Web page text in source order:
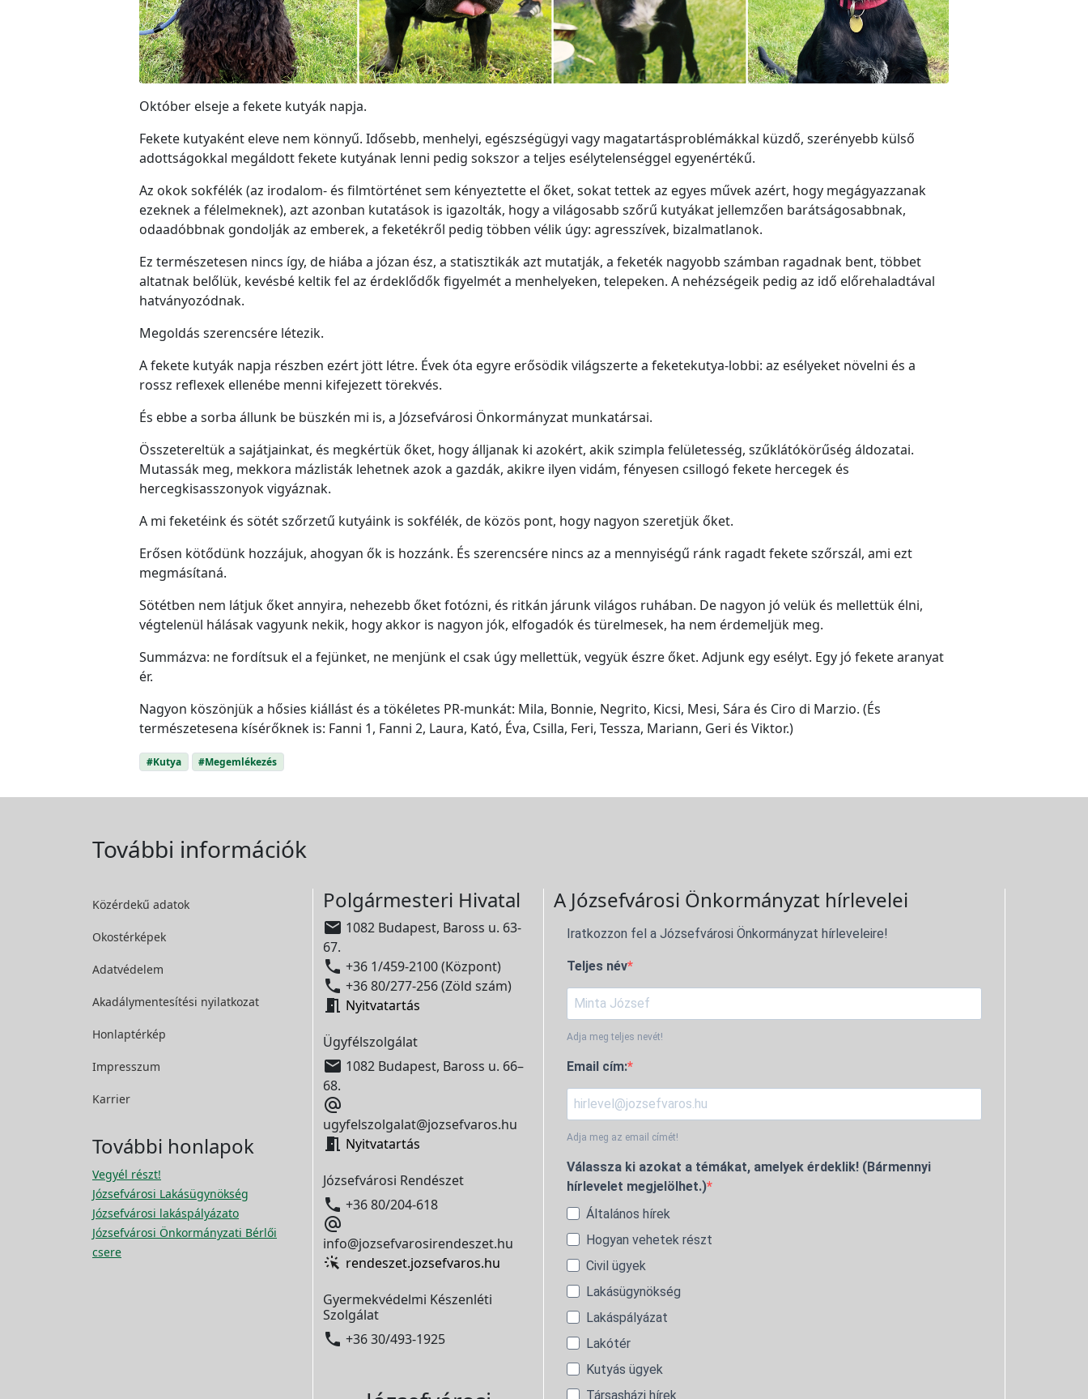
Október elseje a fekete kutyák napja.
Fekete kutyaként eleve nem könnyű. Idősebb, menhelyi, egészségügyi vagy magatartásproblémákkal küzdő, szerényebb külső
adottságokkal megáldott fekete kutyának lenni pedig sokszor a teljes esélytelenséggel egyenértékű.
Az okok sokfélék (az irodalom- és filmtörténet sem kényeztette el őket, sokat tettek az egyes művek azért, hogy megágyazzanak
ezeknek a félelmeknek), azt azonban kutatások is igazolták, hogy a világosabb szőrű kutyákat jellemzően barátságosabbnak,
odaadóbbnak gondolják az emberek, a feketékről pedig többen vélik úgy: agresszívek, bizalmatlanok.
Ez természetesen nincs így, de hiába a józan ész, a statisztikák azt mutatják, a feketék nagyobb számban ragadnak bent, többet
altatnak belőlük, kevésbé keltik fel az érdeklődők figyelmét a menhelyeken, telepeken. A nehézségeik pedig az idő előrehaladtával
hatványozódnak.
Megoldás szerencsére létezik.
A fekete kutyák napja részben ezért jött létre. Évek óta egyre erősödik világszerte a feketekutya-lobbi: az esélyeket növelni és a
rossz reflexek ellenébe menni kifejezett törekvés.
És ebbe a sorba állunk be büszkén mi is, a Józsefvárosi Önkormányzat munkatársai.
Összetereltük a sajátjainkat, és megkértük őket, hogy álljanak ki azokért, akik szimpla felületesség, szűklátókörűség áldozatai.
Mutassák meg, mekkora mázlisták lehetnek azok a gazdák, akikre ilyen vidám, fényesen csillogó fekete hercegek és
hercegkisasszonyok vigyáznak.
A mi feketéink és sötét szőrzetű kutyáink is sokfélék, de közös pont, hogy nagyon szeretjük őket.
Erősen kötődünk hozzájuk, ahogyan ők is hozzánk. És szerencsére nincs az a mennyiségű ránk ragadt fekete szőrszál, ami ezt
megmásítaná.
Sötétben nem látjuk őket annyira, nehezebb őket fotózni, és ritkán járunk világos ruhában. De nagyon jó velük és mellettük élni,
végtelenül hálásak vagyunk nekik, hogy akkor is nagyon jók, elfogadók és türelmesek, ha nem érdemeljük meg.
Summázva: ne fordítsuk el a fejünket, ne menjünk el csak úgy mellettük, vegyük észre őket. Adjunk egy esélyt. Egy jó fekete aranyat
ér.
Nagyon köszönjük a hősies kiállást és a tökéletes PR-munkát: Mila, Bonnie, Negrito, Kicsi, Mesi, Sára és Ciro di Marzio. (És
természetesena kísérőknek is: Fanni 1, Fanni 2, Laura, Kató, Éva, Csilla, Feri, Tessza, Mariann, Geri és Viktor.)
#Kutya #Megemlékezés
További információk
Közérdekű adatok
Okostérképek
Adatvédelem
Akadálymentesítési nyilatkozat
Honlaptérkép
Impresszum
Karrier
További honlapok
Vegyél részt!
Józsefvárosi Lakásügynökség
Józsefvárosi lakáspályázato
Józsefvárosi Önkormányzati Bérlői
csere
Polgármesteri Hivatal
 1082 Budapest, Baross u. 63-
67.
 +36 1/459-2100 (Központ)
 +36 80/277-256 (Zöld szám)
 Nyitvatartás
Ügyfélszolgálat
 1082 Budapest, Baross u. 66–
68.

ugyfelszolgalat@jozsefvaros.hu
 Nyitvatartás
Józsefvárosi Rendészet
 +36 80/204-618

info@jozsefvarosirendeszet.hu
rendeszet.jozsefvaros.hu
Gyermekvédelmi Készenléti
Szolgálat
 +36 30/493-1925
A Józsefvárosi Önkormányzat hírlevelei
Iratkozzon fel a Józsefvárosi Önkormányzat hírleveleire!
Teljes név
Adja meg teljes nevét!
Email cím:
Adja meg az email címét!
Válassza ki azokat a témákat, amelyek érdeklik! (Bármennyi
hírlevelet megjelölhet.)
Általános hírek
Hogyan vehetek részt
Civil ügyek
Lakásügynökség
Lakáspályázat
Lakótér
Kutyás ügyek
Társasházi hírek